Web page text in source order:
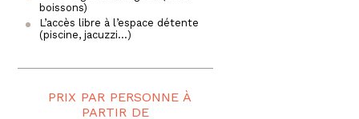
boissons)
L’accès libre à l’espace détente
(piscine, jacuzzi…)
PRIX PAR PERSONNE